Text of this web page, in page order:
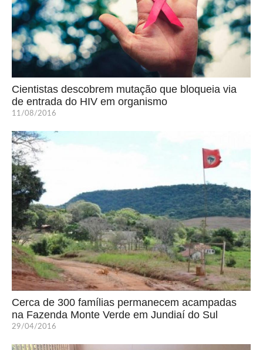
Cientistas descobrem mutação que bloqueia via
de entrada do HIV em organismo
11/08/2016
Cerca de 300 famílias permanecem acampadas
na Fazenda Monte Verde em Jundiaí do Sul
29/04/2016